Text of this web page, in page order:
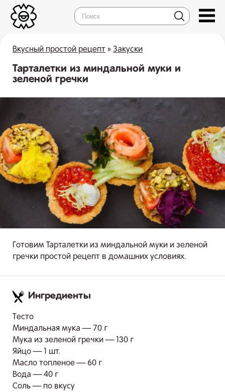
Вкусный простой рецепт » Закуски
Тарталетки из миндальной муки и
зеленой гречки
Готовим Тарталетки из миндальной муки и зеленой
гречки простой рецепт в домашних условиях.
Ингредиенты
Тесто
Миндальная мука — 70 г
Мука из зеленой гречки — 130 г
Яйцо — 1 шт.
Масло топленое — 60 г
Вода — 40 г
Соль — по вкусу